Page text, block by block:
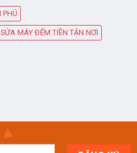
PHÚ
SỬA MÁY ĐẾM TIỀN TẬN NƠI